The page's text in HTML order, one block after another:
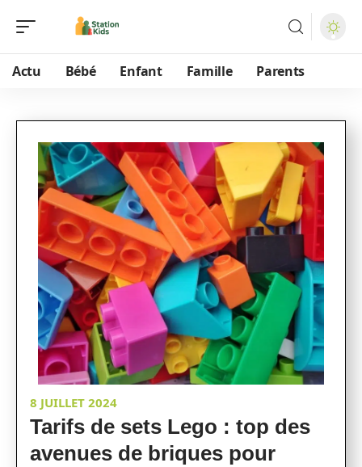
Actu Bébé Enfant Famille Parents
8 JUILLET 2024
Tarifs de sets Lego : top des
avenues de briques pour